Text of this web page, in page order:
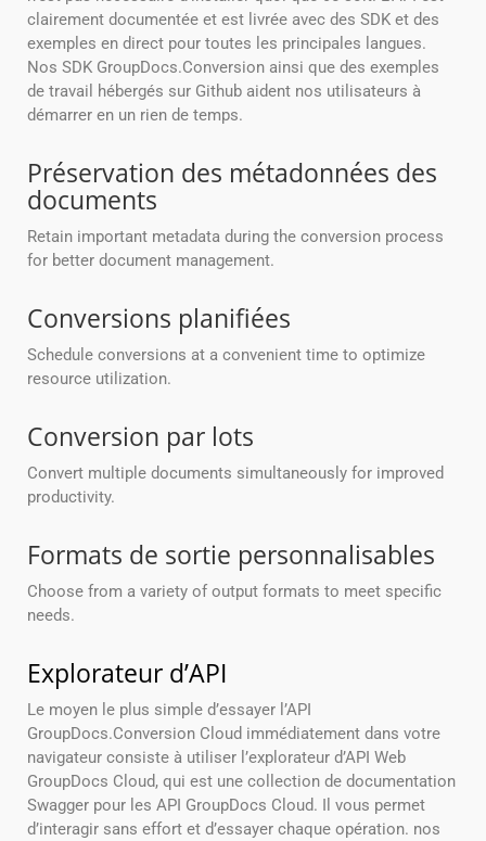
clairement documentée et est livrée avec des SDK et des
exemples en direct pour toutes les principales langues.
Nos SDK GroupDocs.Conversion ainsi que des exemples
de travail hébergés sur Github aident nos utilisateurs à
démarrer en un rien de temps.
Préservation des métadonnées des
documents
Retain important metadata during the conversion process
for better document management.
Conversions planifiées
Schedule conversions at a convenient time to optimize
resource utilization.
Conversion par lots
Convert multiple documents simultaneously for improved
productivity.
Formats de sortie personnalisables
Choose from a variety of output formats to meet specific
needs.
Explorateur d’API
Le moyen le plus simple d’essayer l’API
GroupDocs.Conversion Cloud immédiatement dans votre
navigateur consiste à utiliser l’explorateur d’API Web
GroupDocs Cloud, qui est une collection de documentation
Swagger pour les API GroupDocs Cloud. Il vous permet
d’interagir sans effort et d’essayer chaque opération. nos